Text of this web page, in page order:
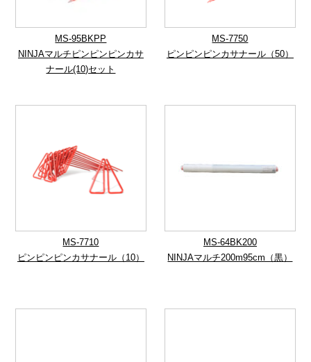
MS-95BKPP
NINJAマルチピンピンピンカサ
ナール(10)セット
MS-7750
ピンピンピンカサナール（50）
MS-7710
ピンピンピンカサナール（10）
MS-64BK200
NINJAマルチ200m95cm（黒）